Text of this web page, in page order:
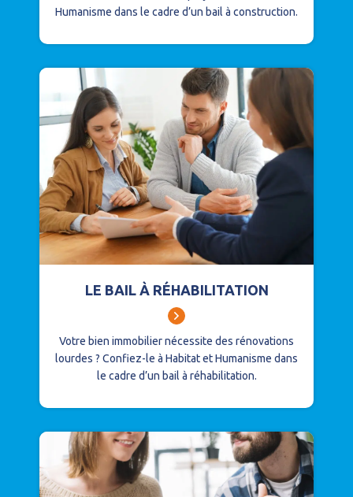
Humanisme dans le cadre d’un bail à construction.
LE BAIL À RÉHABILITATION
Votre bien immobilier nécessite des rénovations
lourdes ? Confiez-le à Habitat et Humanisme dans
le cadre d’un bail à réhabilitation.